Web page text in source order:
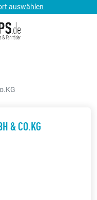
auswählen
& CO.KG